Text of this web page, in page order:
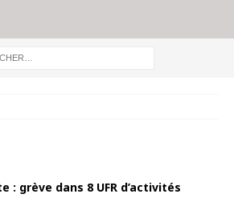
: grève dans 8 UFR d’activités